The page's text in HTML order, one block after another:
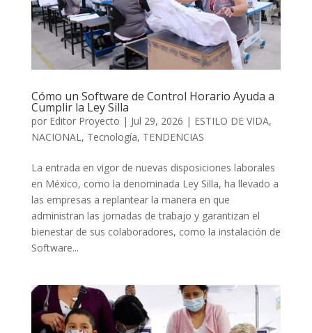
Cómo un Software de Control Horario Ayuda a
Cumplir la Ley Silla
por Editor Proyecto | Jul 29, 2026 | ESTILO DE VIDA,
NACIONAL , Tecnología, TENDENCIAS
La entrada en vigor de nuevas disposiciones laborales
en México, como la denominada Ley Silla, ha llevado a
las empresas a replantear la manera en que
administran las jornadas de trabajo y garantizan el
bienestar de sus colaboradores, como la instalación de
Software...